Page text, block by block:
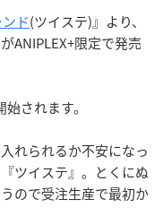
ド(ツイステ)』より、
ANIPLEX+限定で発売
されます。
れられるか不安になっ
ツイステ』。とくにぬ
ので受注生産で最初か